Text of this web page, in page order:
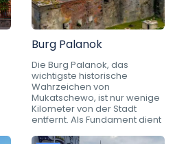
Burg Palanok
Die Burg Palanok, das
wichtigste historische
Wahrzeichen von
Mukatschewo, ist nur wenige
Kilometer von der Stadt
entfernt. Als Fundament dient